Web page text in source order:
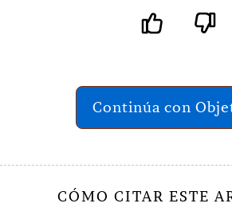
Continúa con
CÓMO CITAR ESTE